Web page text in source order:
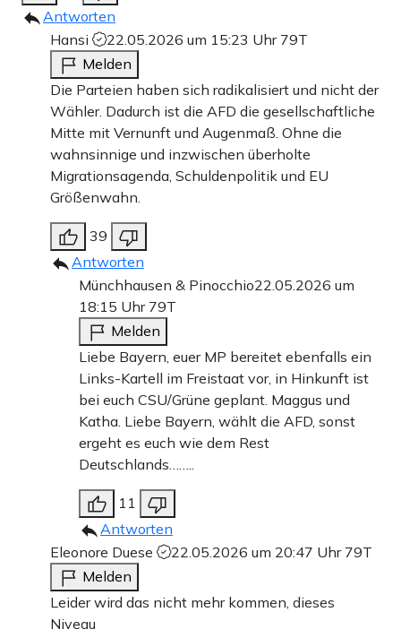
Antworten
Hansi
22.05.2026 um 15:23 Uhr 79T
Melden
Die Parteien haben sich radikalisiert und nicht der
Wähler. Dadurch ist die AFD die gesellschaftliche
Mitte mit Vernunft und Augenmaß. Ohne die
wahnsinnige und inzwischen überholte
Migrationsagenda, Schuldenpolitik und EU
Größenwahn.
39
Antworten
Münchhausen & Pinocchio22.05.2026 um
18:15 Uhr 79T
Melden
Liebe Bayern, euer MP bereitet ebenfalls ein
Links-Kartell im Freistaat vor, in Hinkunft ist
bei euch CSU/Grüne geplant. Maggus und
Katha. Liebe Bayern, wählt die AFD, sonst
ergeht es euch wie dem Rest
Deutschlands……..
11
Antworten
Eleonore Duese
22.05.2026 um 20:47 Uhr 79T
Melden
Leider wird das nicht mehr kommen, dieses
Niveau